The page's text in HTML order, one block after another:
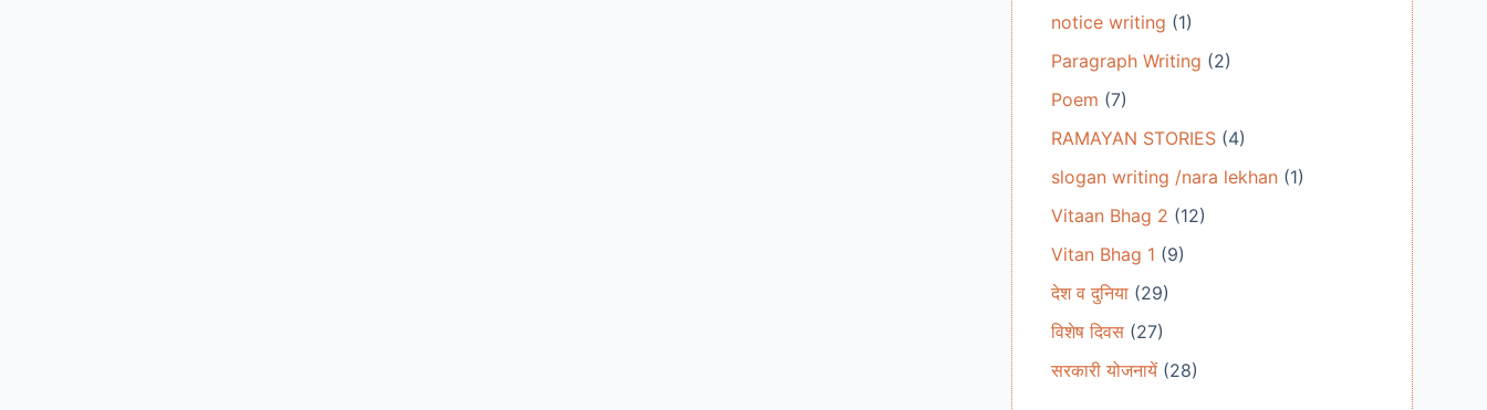
notice writing (1)
Paragraph Writing (2)
Poem (7)
RAMAYAN STORIES(4)
slogan writing /nara lekhan(1)
Vitaan Bhag 2 (12)
Vitan Bhag 1 (9)
देश व दुनिया(29)
विशेष दिवस(27)
सरकारी योजनायें(28)